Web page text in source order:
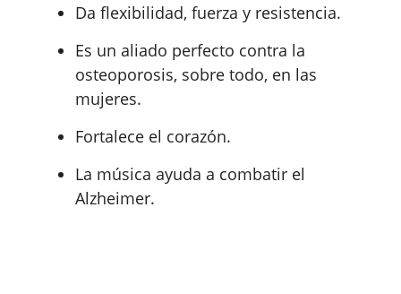
Da flexibilidad, fuerza y resistencia.
Es un aliado perfecto contra la
osteoporosis, sobre todo, en las
mujeres.
Fortalece el corazón.
La música ayuda a combatir el
Alzheimer.